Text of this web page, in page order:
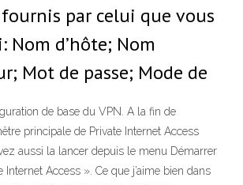
par celui que vous
Nom d’hôte; Nom
Mot de passe; Mode de
de base du VPN. A la fin de
principale de Private Internet Access
aussi la lancer depuis le menu Démarrer
Internet Access ». Ce que j’aime bien dans